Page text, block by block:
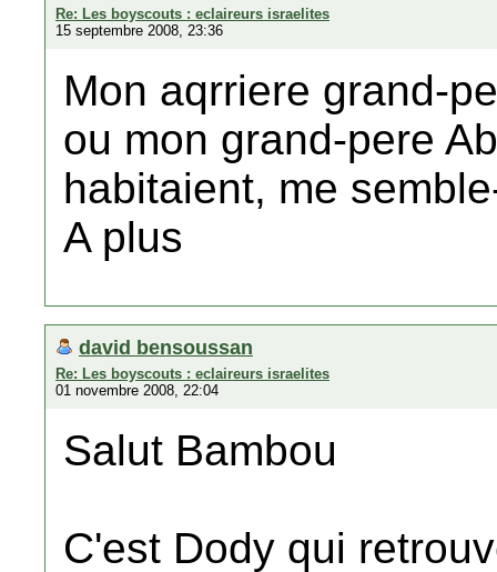
Re: Les boyscouts : eclaireurs israelites
15 septembre 2008, 23:36
Mon aqrriere grand-
ou mon grand-pere
habitaient, me
A plus
david bensoussan
Re: Les boyscouts : eclaireurs israelites
01 novembre 2008, 22:04
Salut Bambou
C'est Dody qui